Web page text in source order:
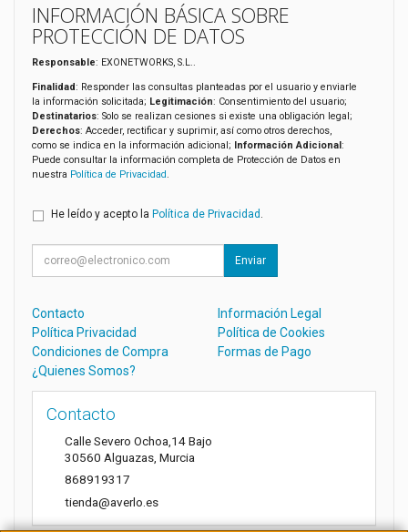
INFORMACIÓN BÁSICA SOBRE
PROTECCIÓN DE DATOS
Responsable: EXONETWORKS, S.L..
Finalidad: Responder las consultas planteadas por el usuario y enviarle
la información solicitada; Legitimación: Consentimiento del usuario;
Destinatarios: Solo se realizan cesiones si existe una obligación legal;
Derechos: Acceder, rectificar y suprimir, así como otros derechos,
como se indica en la información adicional; Información Adicional:
Puede consultar la información completa de Protección de Datos en
nuestra Política de Privacidad.
He leído y acepto la Política de Privacidad .
Enviar
Contacto
Información Legal
Política Privacidad
Política de Cookies
Condiciones de Compra
Formas de Pago
¿Quienes Somos?
Contacto
Calle Severo Ochoa,14 Bajo
30560 Alguazas Murcia
868919317
tienda@averlo.es